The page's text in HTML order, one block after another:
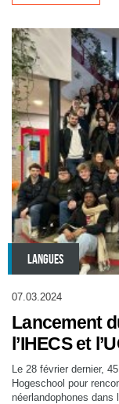
LANGUES
07.03.2024
Lancement
l’IHECS et
Le 28 février dernier,
Hogeschool pour
néerlandophones